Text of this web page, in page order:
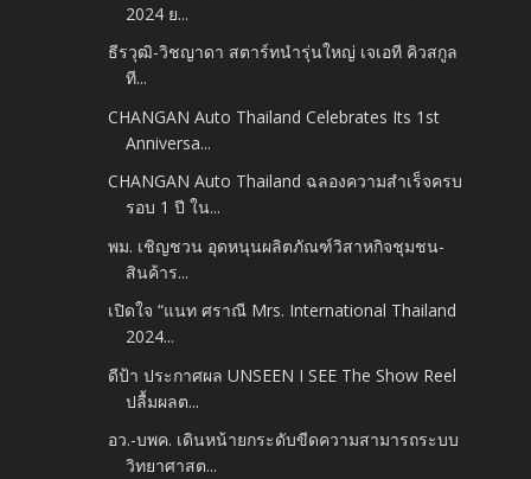
2024 ย...
ธีรวุฒิ-วิชญาดา สตาร์ทนำรุ่นใหญ่ เจเอที คิวสกูล
ที...
CHANGAN Auto Thailand Celebrates Its 1st
Anniversa...
CHANGAN Auto Thailand ฉลองความสำเร็จครบ
รอบ 1 ปี ใน...
พม. เชิญชวน อุดหนุนผลิตภัณฑ์วิสาหกิจชุมชน-
สินค้าร...
เปิดใจ “แนท ศราณี Mrs. International Thailand
2024...
ดีป้า ประกาศผล UNSEEN I SEE The Show Reel
ปลื้มผลต...
อว.-บพค. เดินหน้ายกระดับขีดความสามารถระบบ
วิทยาศาสต...